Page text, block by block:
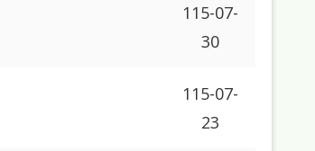
115-07-
30
115-07-
23